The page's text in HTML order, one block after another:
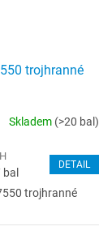
trojhranné
Skladem (>20 bal)
DETAIL
trojhranné